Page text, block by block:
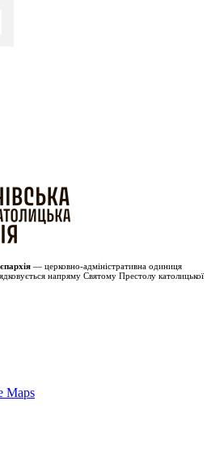
— церковно-адміністративна одиниця
напряму Святому Престолу католицької
Maps